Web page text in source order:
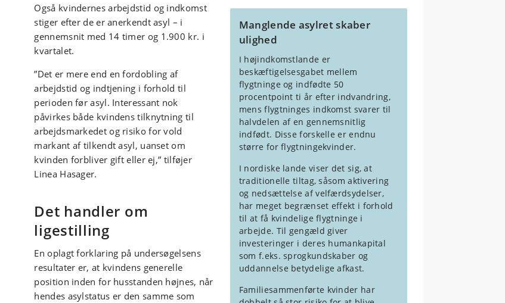
Manglende asylret skaber
ulighed
I højindkomstlande er
beskæftigelsesgabet mellem
flygtninge og indfødte 50
procentpoint ti år efter indvandring,
mens flygtninges indkomst svarer til
halvdelen af en gennemsnitlig
indfødt. Disse forskelle er endnu
større for flygtningekvinder.
I nordiske lande viser det sig, at
traditionelle tiltag, såsom aktivering
og nedsættelse af velfærdsydelser,
har meget begrænset effekt i forhold
til at få kvindelige flygtninge i
arbejde. Til gengæld giver
investeringer i deres humankapital
som f.eks. sprogkundskaber og
uddannelse betydelige afkast.
Familiesammenførte kvinder har
Også kvindernes arbejdstid og indkomst
stiger efter de er anerkendt asyl – i
gennemsnit med 14 timer og 1.900 kr. i
kvartalet.
”Det er mere end en fordobling af
arbejdstid og indtjening i forhold til
perioden før asyl. Interessant nok
påvirkes både kvindens tilknytning til
arbejdsmarkedet og risiko for vold
markant af tilkendt asyl, uanset om
kvinden forbliver gift eller ej,” tilføjer
Linea Hasager.
Det handler om
ligestilling
En oplagt forklaring på undersøgelsens
resultater er, at kvindens generelle
position inden for husstanden højnes, når
hendes asylstatus er den samme som